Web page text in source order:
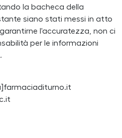
la bacheca della
siano stati messi in atto
l'accuratezza, non ci
per le informazioni